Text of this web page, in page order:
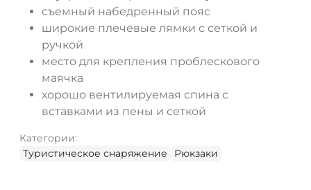
съемный набедренный пояс
широкие плечевые лямки с сеткой и
ручкой
место для крепления проблескового
маячка
хорошо вентилируемая спина с
вставками из пены и сеткой
Категории:
Туристическое снаряжение
Рюкзаки